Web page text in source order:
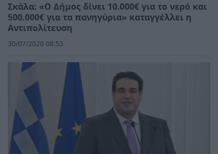
Σκάλα: «Ο Δήμος δίνει 10.000€ για το νερό και
500.000€ για τα πανηγύρια» καταγγέλλει η
Αντιπολίτευση
30/07/2026 08:53